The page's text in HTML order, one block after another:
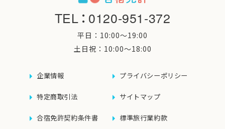
TEL：0120-951-372
平日：10:00〜19:00
土日祝：10:00〜18:00
企業情報 プライバシーポリシー
特定商取引法 サイトマップ
合宿免許契約条件書 標準旅行業約款